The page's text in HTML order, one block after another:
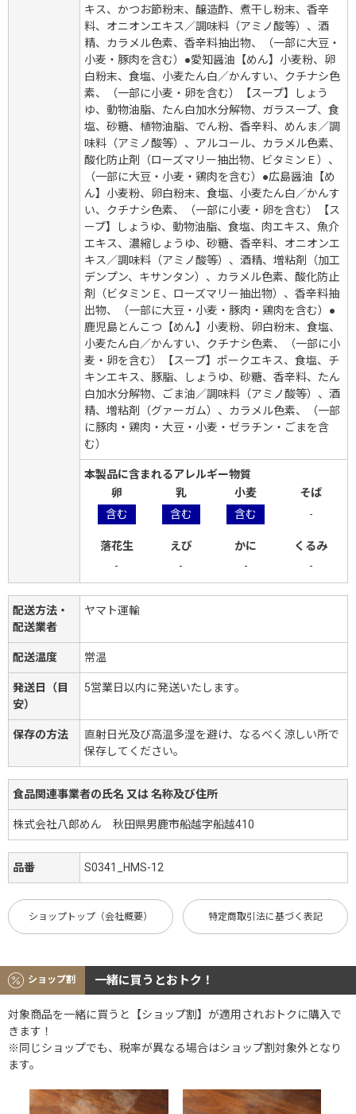
キス、かつお節粉末、醸造酢、煮干し粉末、香辛
料、オニオンエキス／調味料（アミノ酸等）、酒
精、カラメル色素、香辛料抽出物、（一部に大豆・
小麦・豚肉を含む）●愛知醤油【めん】小麦粉、卵
白粉末、食塩、小麦たん白／かんすい、クチナシ色
素、（一部に小麦・卵を含む）【スープ】しょう
ゆ、動物油脂、たん白加水分解物、ガラスープ、食
塩、砂糖、植物油脂、でん粉、香辛料、めんま／調
味料（アミノ酸等）、アルコール、カラメル色素、
酸化防止剤（ローズマリー抽出物、ビタミンＥ）、
（一部に大豆・小麦・鶏肉を含む）●広島醤油【め
ん】小麦粉、卵白粉末、食塩、小麦たん白／かんす
い、クチナシ色素、（一部に小麦・卵を含む）【ス
ープ】しょうゆ、動物油脂、食塩、肉エキス、魚介
エキス、濃縮しょうゆ、砂糖、香辛料、オニオンエ
キス／調味料（アミノ酸等）、酒精、増粘剤（加工
デンプン、キサンタン）、カラメル色素、酸化防止
剤（ビタミンＥ、ローズマリー抽出物）、香辛料抽
出物、（一部に大豆・小麦・豚肉・鶏肉を含む）●
鹿児島とんこつ【めん】小麦粉、卵白粉末、食塩、
小麦たん白／かんすい、クチナシ色素、（一部に小
麦・卵を含む）【スープ】ポークエキス、食塩、チ
キンエキス、豚脂、しょうゆ、砂糖、香辛料、たん
白加水分解物、ごま油／調味料（アミノ酸等）、酒
精、増粘剤（グァーガム）、カラメル色素、（一部
に豚肉・鶏肉・大豆・小麦・ゼラチン・ごまを含
む）
本製品に含まれるアレルギー物質
卵
乳 小麦
そば
含む
含む 含む -
落花生 えび かに
くるみ
-
- - -
配送方法・
配送業者
ヤマト運輸
配送温度 常温
発送日（目
安）
5営業日以内に発送いたします。
保存の方法
直射日光及び高温多湿を避け、なるべく涼しい所で
保存してください。
食品関連事業者の氏名 又は 名称及び住所
株式会社八郎めん 秋田県男鹿市船越字船越410
品番 S0341_HMS-12
ショップトップ（会社概要） 特定商取引法に基づく表記
ショップ割 一緒に買うとおトク！
対象商品を一緒に買うと【ショップ割】が適用されおトクに購入で
きます！
※同じショップでも、税率が異なる場合はショップ割対象外となり
ます。